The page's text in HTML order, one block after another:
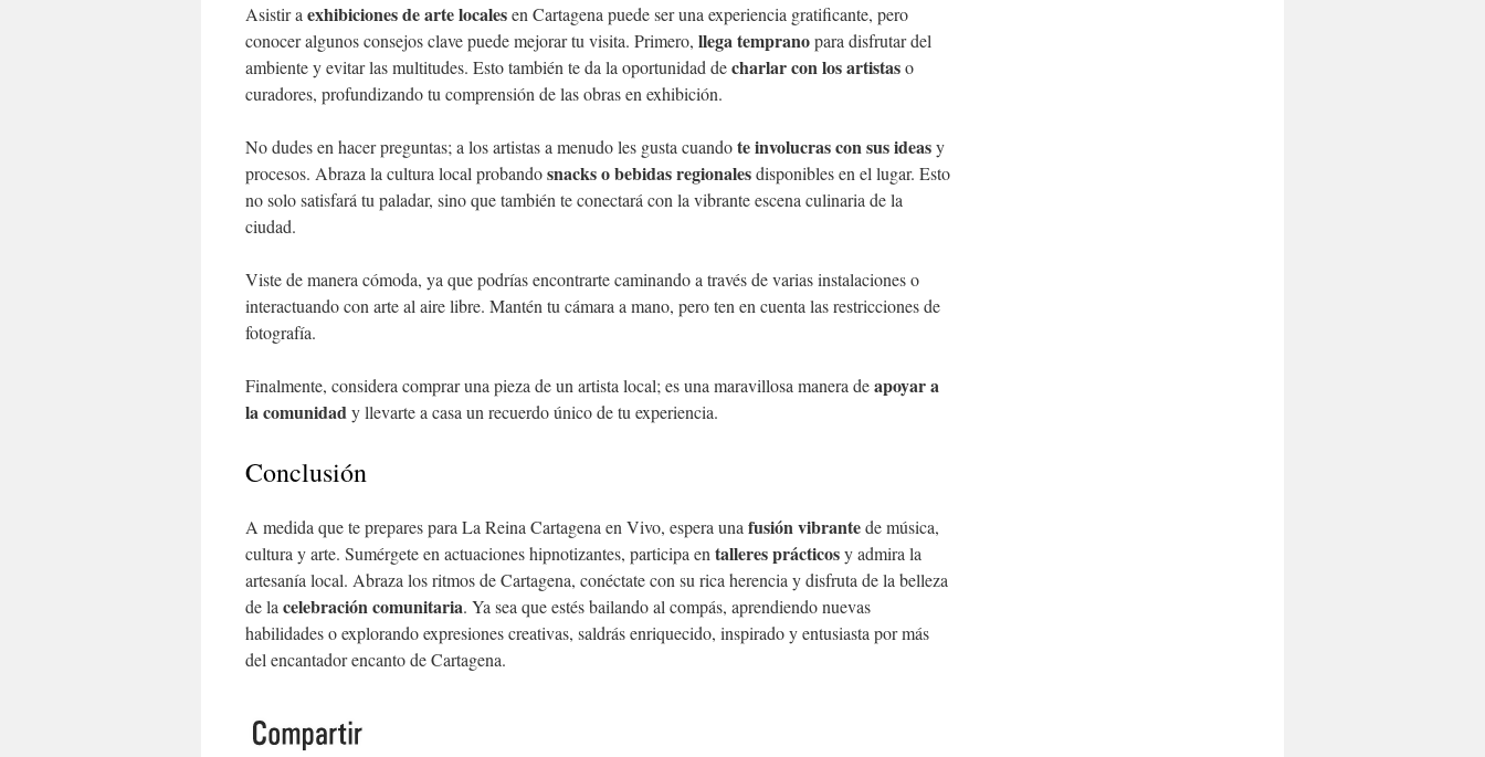
Asistir a exhibiciones de arte localesen Cartagena puede ser una experiencia gratificante, pero
conocer algunos consejos clave puede mejorar tu visita. Primero, llega tempranopara disfrutar del
ambiente y evitar las multitudes. Esto también te da la oportunidad decharlar con los artistaso
curadores, profundizando tu comprensión de las obras en exhibición.
No dudes en hacer preguntas; a los artistas a menudo les gusta cuandote involucras con sus ideasy
procesos. Abraza la cultura local probandosnacks o bebidas regionalesdisponibles en el lugar. Esto
no solo satisfará tu paladar, sino que también te conectará con la vibrante escena culinaria de la
ciudad.
Viste de manera cómoda, ya que podrías encontrarte caminando a través de varias instalaciones o
interactuando con arte al aire libre. Mantén tu cámara a mano, pero ten en cuenta las restricciones de
fotografía.
Finalmente, considera comprar una pieza de un artista local; es una maravillosa manera deapoyar a
la comunidady llevarte a casa un recuerdo único de tu experiencia.
Conclusión
A medida que te prepares para La Reina Cartagena en Vivo, espera una fusión vibrantede música,
cultura y arte. Sumérgete en actuaciones hipnotizantes, participa en talleres prácticosy admira la
artesanía local. Abraza los ritmos de Cartagena, conéctate con su rica herencia y disfruta de la belleza
de la celebración comunitaria. Ya sea que estés bailando al compás, aprendiendo nuevas
habilidades o explorando expresiones creativas, saldrás enriquecido, inspirado y entusiasta por más
del encantador encanto de Cartagena.